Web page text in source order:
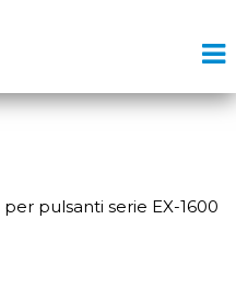
pulsanti serie EX-1600